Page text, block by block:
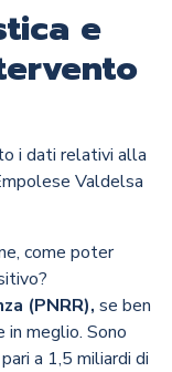
e
i dati relativi alla
Valdelsa
come poter
(PNRR), se ben
in meglio. Sono
a 1,5 miliardi di